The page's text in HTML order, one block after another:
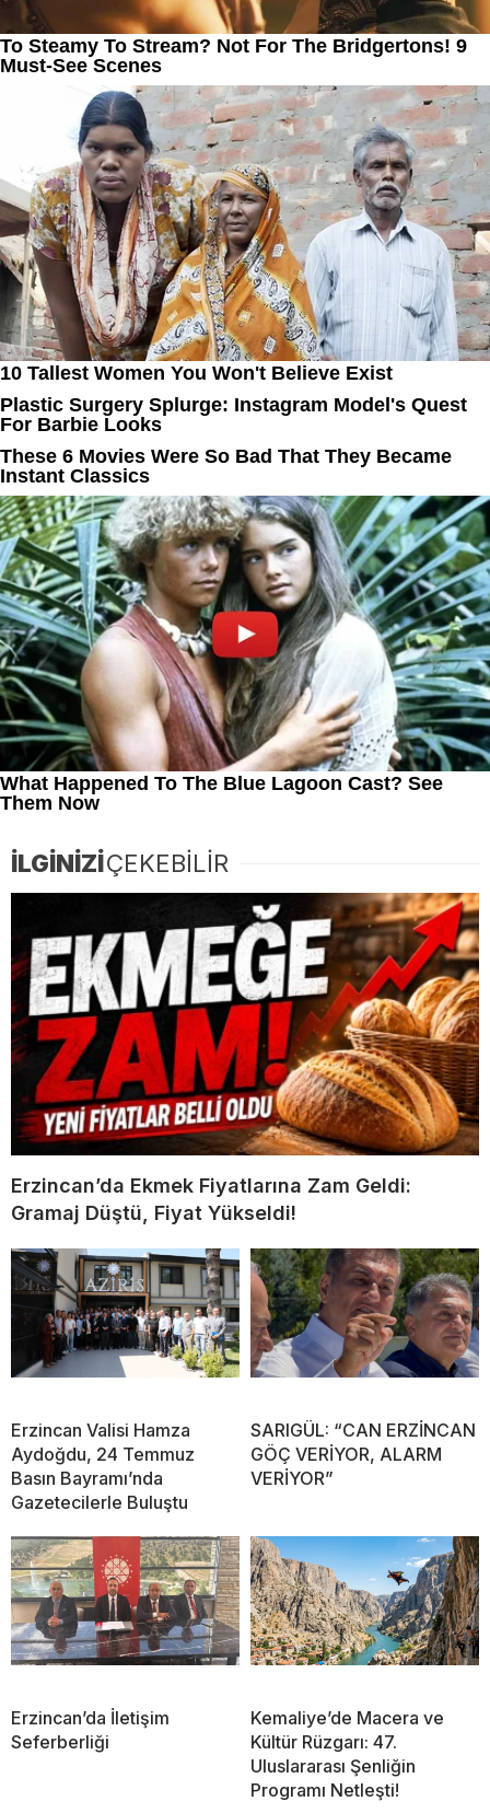
İLGİNİZİÇEKEBİLİR
Erzincan’da Ekmek Fiyatlarına Zam Geldi:
Gramaj Düştü, Fiyat Yükseldi!
Erzincan Valisi Hamza
Aydoğdu, 24 Temmuz
Basın Bayramı’nda
Gazetecilerle Buluştu
SARIGÜL: “CAN ERZİNCAN
GÖÇ VERİYOR, ALARM
VERİYOR”
Erzincan’da İletişim
Seferberliği
Kemaliye’de Macera ve
Kültür Rüzgarı: 47.
Uluslararası Şenliğin
Programı Netleşti!